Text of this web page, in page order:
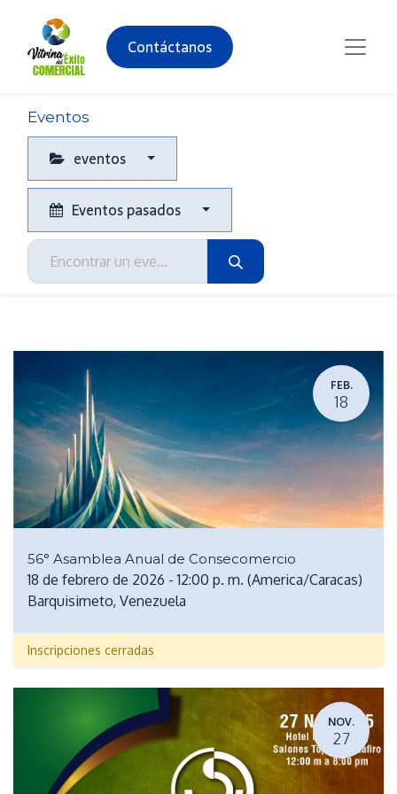
Contáctanos
Eventos
eventos
Eventos pasados
FEB.
18
56° Asamblea Anual de Consecomercio
18 de febrero de 2026 -12:00 p. m. (America/Caracas)
Barquisimeto, Venezuela
Inscripciones cerradas
NOV.
27